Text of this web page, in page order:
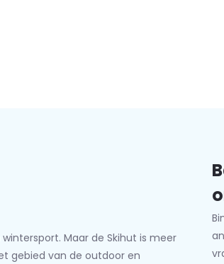
Maar de Skihut is meer
gebied van de outdoor en